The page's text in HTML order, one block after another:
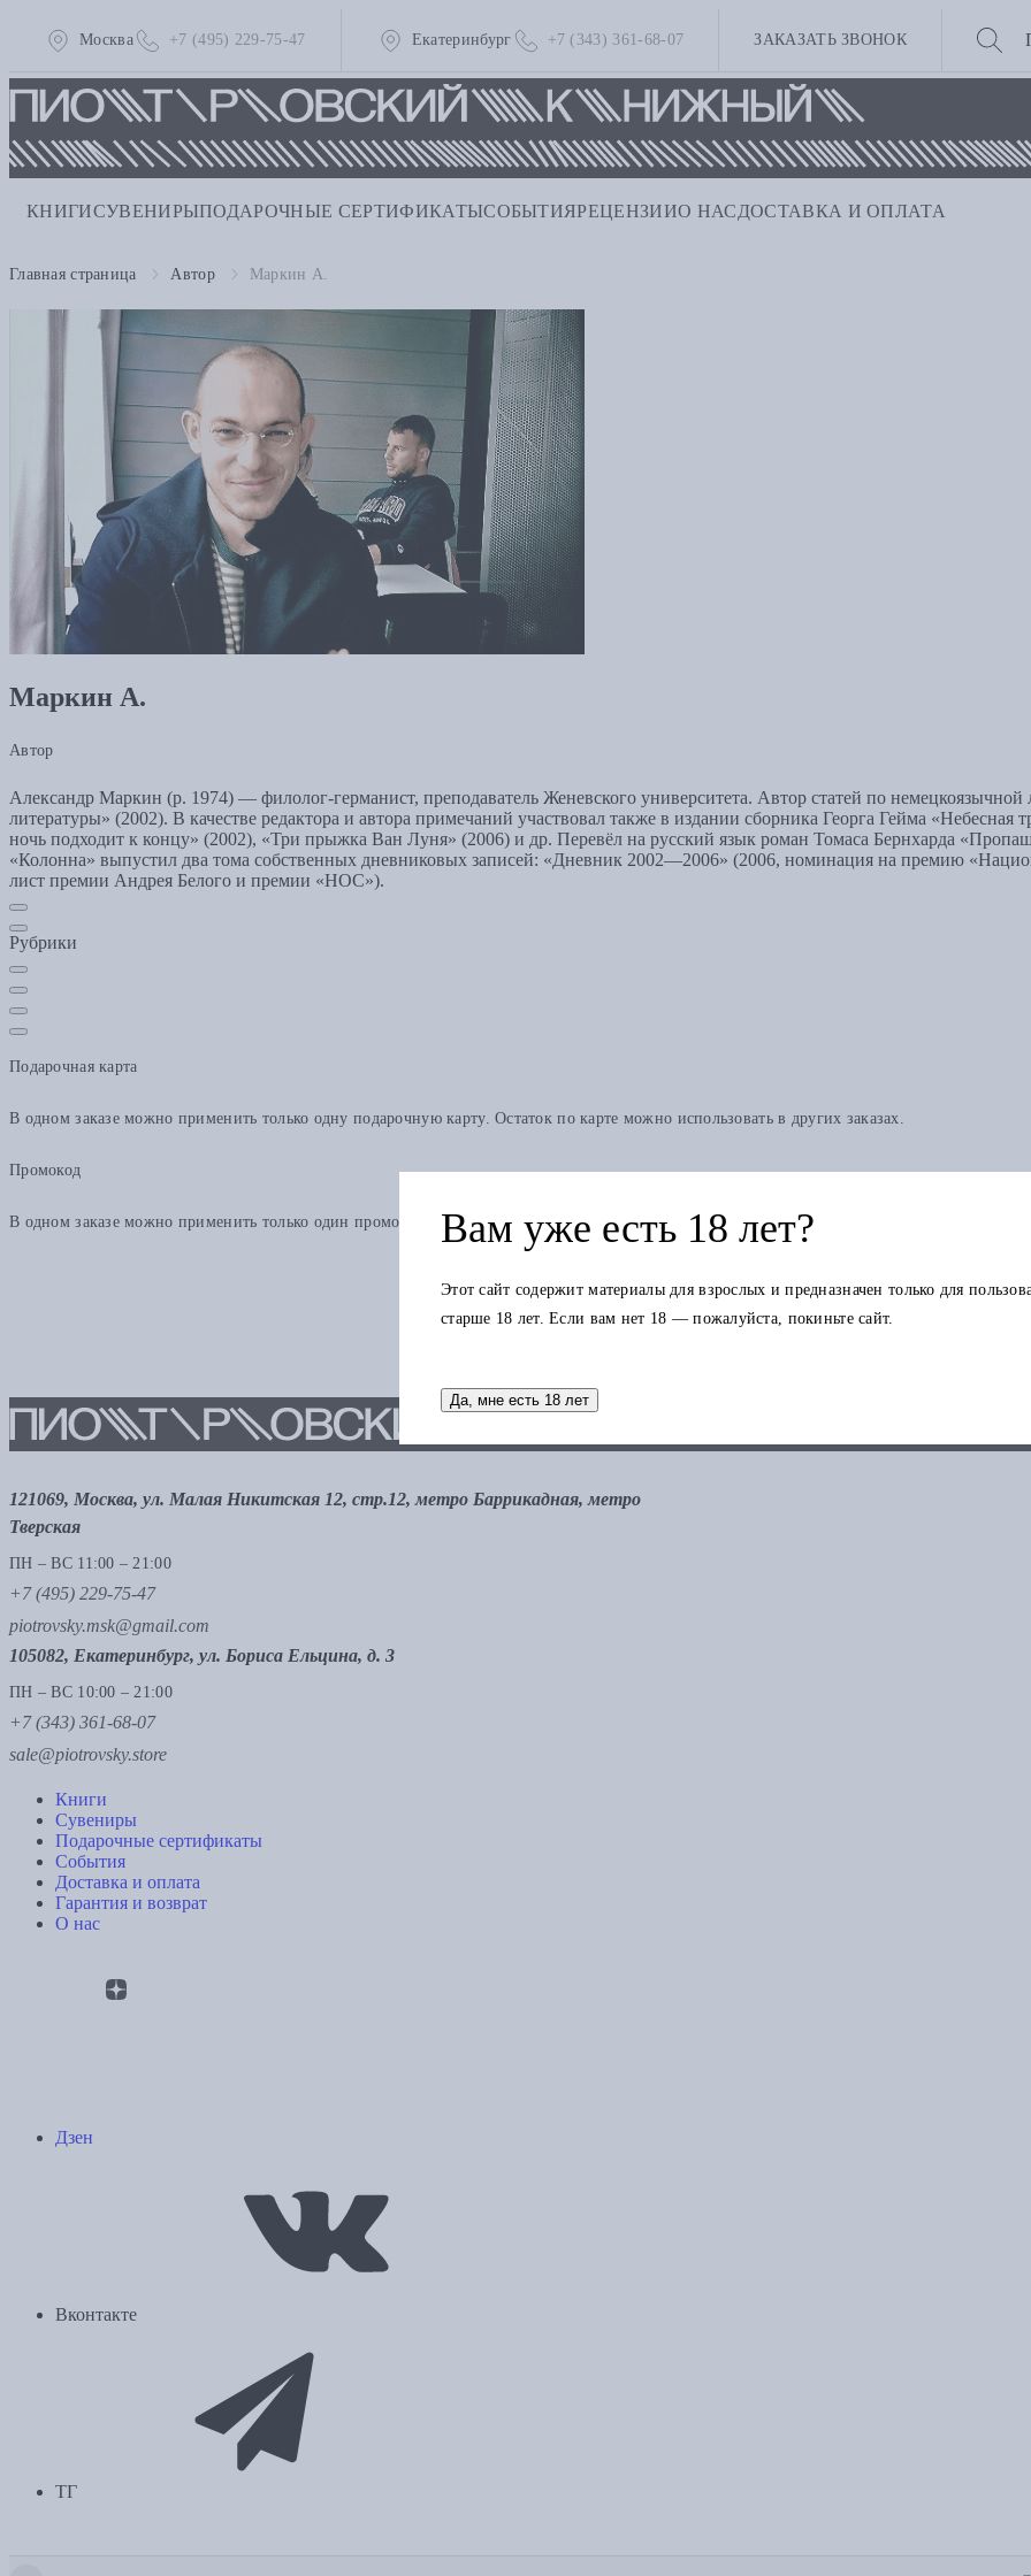
Москва +7 (495) 229-75-47 Екатеринбург +7 (343) 361-68-07 ЗАКАЗАТЬ ЗВОНОК
КНИГИСУВЕНИРЫПОДАРОЧНЫЕ СЕРТИФИКАТЫСОБЫТИЯРЕЦЕНЗИИО НАС ДОСТАВКА И ОПЛАТА
Главная страница Автор Маркин А.
Маркин А.
Автор
Александр Маркин (р. 1974) — филолог-германист, преподаватель Женевского университета. Автор статей по
литературы» (2002). В качестве редактора и автора примечаний участвовал также в издании сборника Георга Гейма
ночь подходит к концу» (2002), «Три прыжка Ван Луня» (2006) и др. Перевёл на русский язык роман Томаса Бернхарда
«Колонна» выпустил два тома собственных дневниковых записей: «Дневник 2002—2006» (2006, номинация на премию
лист премии Андрея Белого и премии «НОС»).
Рубрики
Подарочная карта
В одном заказе можно применить только одну подарочную карту. Остаток по карте можно использовать в других заказах.
Промокод
В одном заказе можно применить только один промокод
121069, Москва, ул. Малая Никитская 12, стр.12, метро Баррикадная, метро
Тверская
ПН – ВС 11:00 – 21:00
+7 (495) 229-75-47
piotrovsky.msk@gmail.com
105082, Екатеринбург, ул. Бориса Ельцина, д. 3
ПН – ВС 10:00 – 21:00
+7 (343) 361-68-07
sale@piotrovsky.store
Книги
Сувениры
Подарочные сертификаты
События
Доставка и оплата
Гарантия и возврат
О нас
Дзен
Вконтакте
ТГ
Вам уже есть 18 лет?
Этот сайт содержит материалы для взрослых и предназначен только для
старше 18 лет. Если вам нет 18 — пожалуйста, покиньте сайт.
Да, мне есть 18 лет